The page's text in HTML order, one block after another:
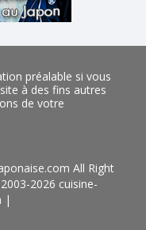
préalable si vous
à des fins autres
de votre
All Right
2026 cuisine-
|